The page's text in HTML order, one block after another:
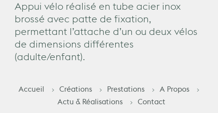
Appui vélo réalisé en tube acier inox
brossé avec patte de fixation,
permettant l’attache d’un ou deux vélos
de dimensions différentes
(adulte/enfant).
Accueil Créations Prestations
A Propos
Actu & Réalisations
Contact